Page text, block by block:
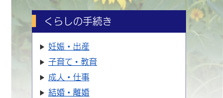
くらしの手続き
妊娠・出産
子育て・教育
成人・仕事
結婚・離婚